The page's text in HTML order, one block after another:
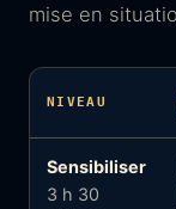
mise en
NIVEAU
Sensibiliser
3 h 30